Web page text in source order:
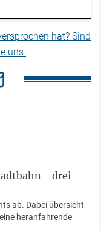
hat? Sind
uns.
- drei
ab. Dabei übersieht
heranfahrende